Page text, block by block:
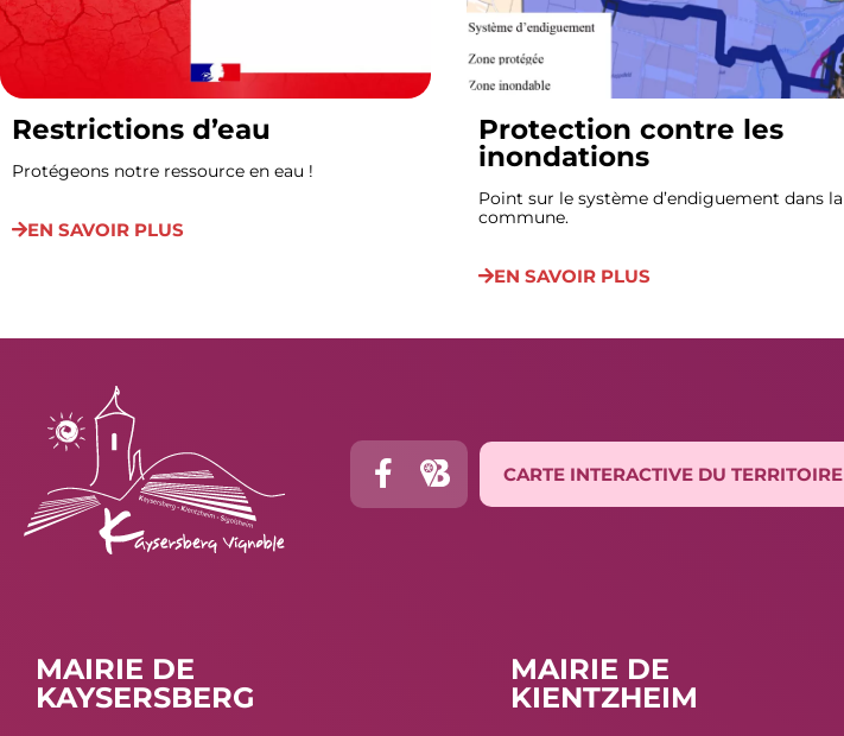
Restrictions d’eau
Protégeons notre ressource en eau !
EN SAVOIR PLUS
Protection contre les
inondations
Point sur le système d’endiguement dans la
commune.
EN SAVOIR PLUS
CARTE INTERACTIVE DU TERRITOIRE
MAIRIE DE
KAYSERSBERG
MAIRIE DE
KIENTZHEIM